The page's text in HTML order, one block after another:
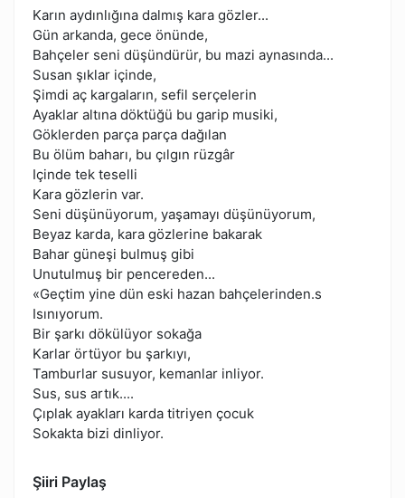
Karın aydınlığına dalmış kara gözler...
Gün arkanda, gece önünde,
Bahçeler seni düşündürür, bu mazi aynasında...
Susan şıklar içinde,
Şimdi aç kargaların, sefil serçelerin
Ayaklar altına döktüğü bu garip musiki,
Göklerden parça parça dağılan
Bu ölüm baharı, bu çılgın rüzgâr
Içinde tek teselli
Kara gözlerin var.
Seni düşünüyorum, yaşamayı düşünüyorum,
Beyaz karda, kara gözlerine bakarak
Bahar güneşi bulmuş gibi
Unutulmuş bir pencereden...
«Geçtim yine dün eski hazan bahçelerinden.s
Isınıyorum.
Bir şarkı dökülüyor sokağa
Karlar örtüyor bu şarkıyı,
Tamburlar susuyor, kemanlar inliyor.
Sus, sus artık....
Çıplak ayakları karda titriyen çocuk
Sokakta bizi dinliyor.
Şiiri Paylaş